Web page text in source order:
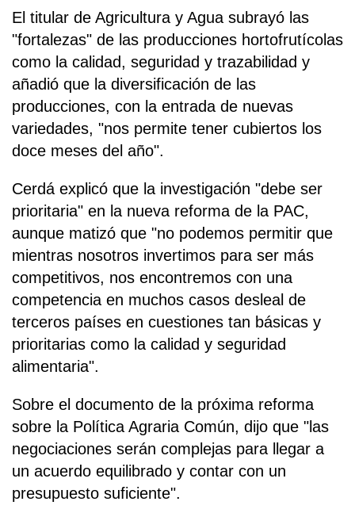
El titular de Agricultura y Agua subrayó las
"fortalezas" de las producciones hortofrutícolas
como la calidad, seguridad y trazabilidad y
añadió que la diversificación de las
producciones, con la entrada de nuevas
variedades, "nos permite tener cubiertos los
doce meses del año".
Cerdá explicó que la investigación "debe ser
prioritaria" en la nueva reforma de la PAC,
aunque matizó que "no podemos permitir que
mientras nosotros invertimos para ser más
competitivos, nos encontremos con una
competencia en muchos casos desleal de
terceros países en cuestiones tan básicas y
prioritarias como la calidad y seguridad
alimentaria".
Sobre el documento de la próxima reforma
sobre la Política Agraria Común, dijo que "las
negociaciones serán complejas para llegar a
un acuerdo equilibrado y contar con un
presupuesto suficiente".